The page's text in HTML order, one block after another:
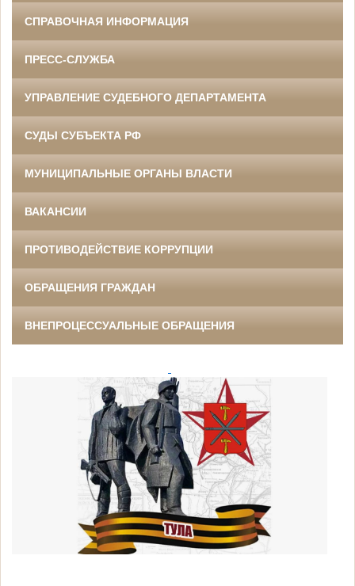
СПРАВОЧНАЯ ИНФОРМАЦИЯ
ПРЕСС-СЛУЖБА
УПРАВЛЕНИЕ СУДЕБНОГО ДЕПАРТАМЕНТА
СУДЫ СУБЪЕКТА РФ
МУНИЦИПАЛЬНЫЕ ОРГАНЫ ВЛАСТИ
ВАКАНСИИ
ПРОТИВОДЕЙСТВИЕ КОРРУПЦИИ
ОБРАЩЕНИЯ ГРАЖДАН
ВНЕПРОЦЕССУАЛЬНЫЕ ОБРАЩЕНИЯ